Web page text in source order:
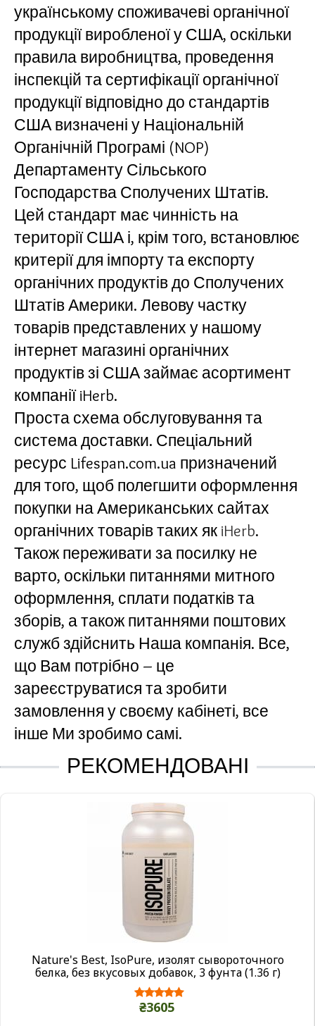
українському споживачеві органічної
продукції виробленої у США, оскільки
правила виробництва, проведення
інспекцій та сертифікації органічної
продукції відповідно до стандартів
США визначені у Національній
Органічній Програмі (NOP)
Департаменту Сільського
Господарства Сполучених Штатів.
Цей стандарт має чинність на
території США і, крім того, встановлює
критерії для імпорту та експорту
органічних продуктів до Сполучених
Штатів Америки. Левову частку
товарів представлених у нашому
інтернет магазині органічних
продуктів зі США займає асортимент
компанії iHerb.
Проста схема обслуговування та
система доставки. Спеціальний
ресурс Lifespan.com.ua призначений
для того, щоб полегшити оформлення
покупки на Американських сайтах
органічних товарів таких як iHerb.
Також переживати за посилку не
варто, оскільки питаннями митного
оформлення, сплати податків та
зборів, а також питаннями поштових
служб здійснить Наша компанія. Все,
що Вам потрібно – це
зареєструватися та зробити
замовлення у своєму кабінеті, все
інше Ми зробимо самі.
РЕКОМЕНДОВАНІ
Nature's Best, IsoPure, изолят сывороточного
белка, без вкусовых добавок, 3 фунта (1.36 г)
₴3605